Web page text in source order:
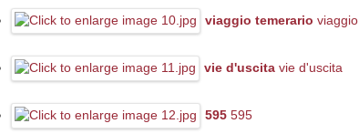
viaggio temerario
vie d'uscita vie d'uscita
595 595